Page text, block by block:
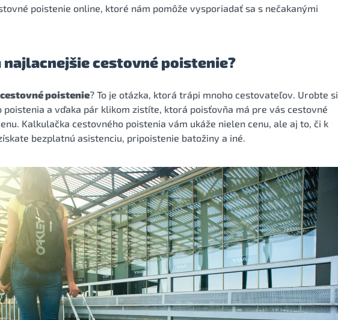
poistenie online, ktoré nám pomôže vysporiadať sa s nečakanými
najlacnejšie cestovné poistenie?
poistenie? To je otázka, ktorá trápi mnoho cestovateľov. Urobte si
poistenia a vďaka pár klikom zistíte, ktorá poisťovňa má pre vás cestovné
Kalkulačka cestovného poistenia vám ukáže nielen cenu, ale aj to, či k
bezplatnú asistenciu, pripoistenie batožiny a iné.